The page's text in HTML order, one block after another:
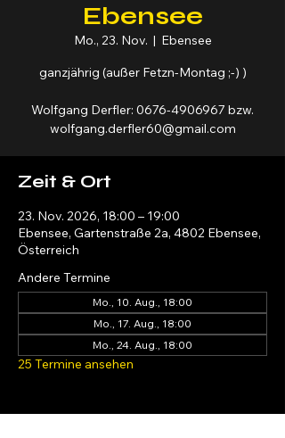
Ebensee
Mo., 23. Nov.
  |
Ebensee
ganzjährig (außer Fetzn-Montag ;-) )
Wolfgang Derfler: 0676-4906967 bzw.
wolfgang.derfler60@gmail.com
Zeit & Ort
23. Nov. 2026, 18:00 – 19:00
Ebensee, Gartenstraße 2a, 4802 Ebensee,
Österreich
Andere Termine
Mo., 10. Aug., 18:00
Mo., 17. Aug., 18:00
Mo., 24. Aug., 18:00
25 Termine ansehen